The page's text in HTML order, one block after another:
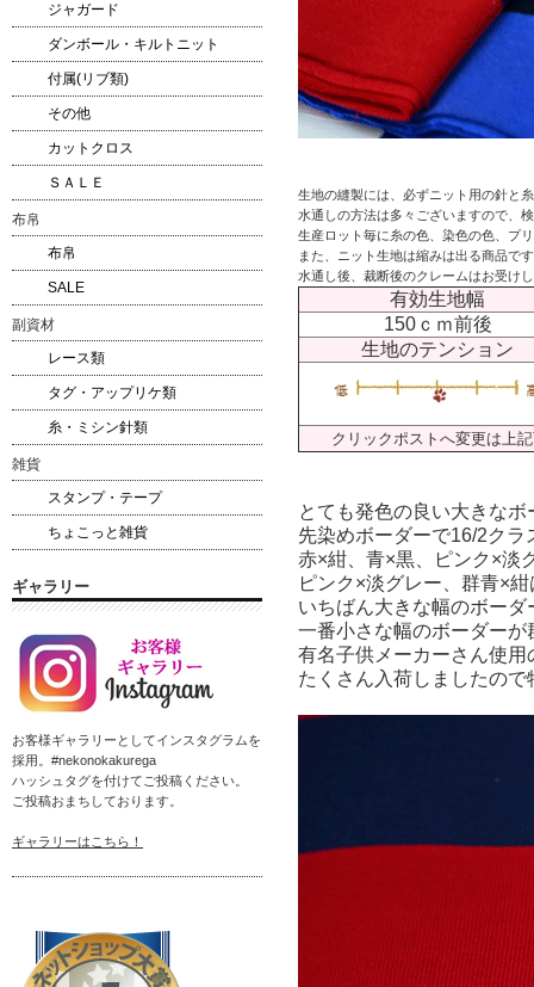
生地の縫製には、必ずニット用の針と
水通しの方法は多々ございますので、
生産ロット毎に糸の色、染色の色、プ
また、ニット生地は縮みは出る商品で
水通し後、裁断後のクレームはお受け
有効生地幅
150ｃｍ前後
生地のテンション
クリックポストへ変更は上
とても発色の良い大きなボ
先染めボーダーで16/2ク
赤×紺、青×黒、ピンク×
ピンク×淡グレー、群青×
いちばん大きな幅のボー
一番小さな幅のボーダー
有名子供メーカーさん使用
たくさん入荷しましたの
ジャガード
ダンボール・キルトニット
付属(リブ類)
その他
カットクロス
ＳＡＬＥ
布帛
布帛
SALE
副資材
レース類
タグ・アップリケ類
糸・ミシン針類
雑貨
スタンプ・テープ
ちょこっと雑貨
ギャラリー
お客様ギャラリーとしてインスタグラムを
採用。#nekonokakurega
ハッシュタグを付けてご投稿ください。
ご投稿おまちしております。
ギャラリーはこちら！